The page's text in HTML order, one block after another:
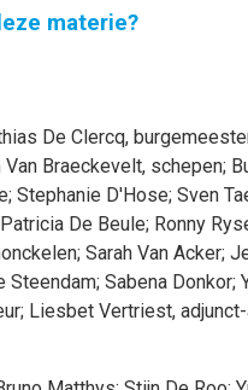
materie?
De Clercq,
Van Braeckevelt, schepen;
; Stephanie D'Hose; Sven
Patricia De Beule; Ronny
; Sarah Van Acker;
Steendam; Sabena Donkor;
; Liesbet Vertriest,